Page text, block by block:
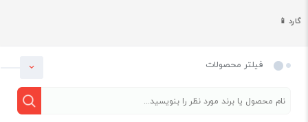
گارد 📱
فیلتر محصولات